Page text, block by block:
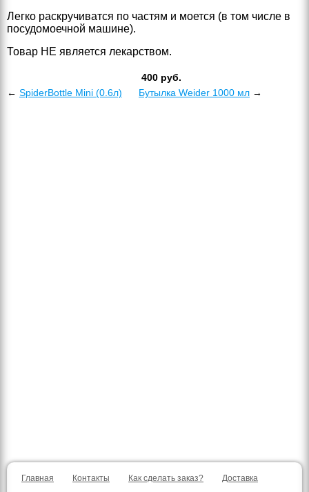
Легко раскручиватся по частям и моется (в том числе в
посудомоечной машине).
Товар НЕ является лекарством.
400 руб.
← SpiderBottle Mini (0.6л) Бутылка Weider 1000 мл →
Главная Контакты Как сделать заказ? Доставка